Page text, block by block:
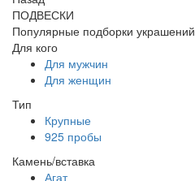
ПОДВЕСКИ
Популярные подборки украшений
Для кого
Для мужчин
Для женщин
Тип
Крупные
925 пробы
Камень/вставка
Агат